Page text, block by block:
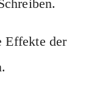
Effekte der